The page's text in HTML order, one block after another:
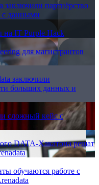
партнёрство
с данными
на IT Purple Hack
для магистрантов
заключили
больших данных и
сложный кейс с
DATA-Хакатона решат
обучаются работе с